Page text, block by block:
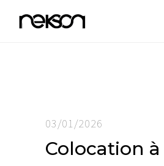
03/01/2026
Colocation à